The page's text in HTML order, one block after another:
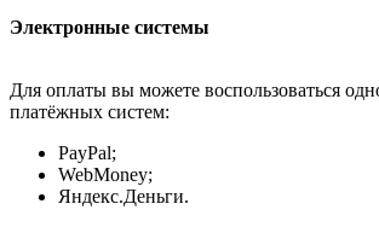
Электронные системы
Для оплаты вы можете воспользоваться
платёжных систем:
PayPal;
WebMoney;
Яндекс.Деньги.